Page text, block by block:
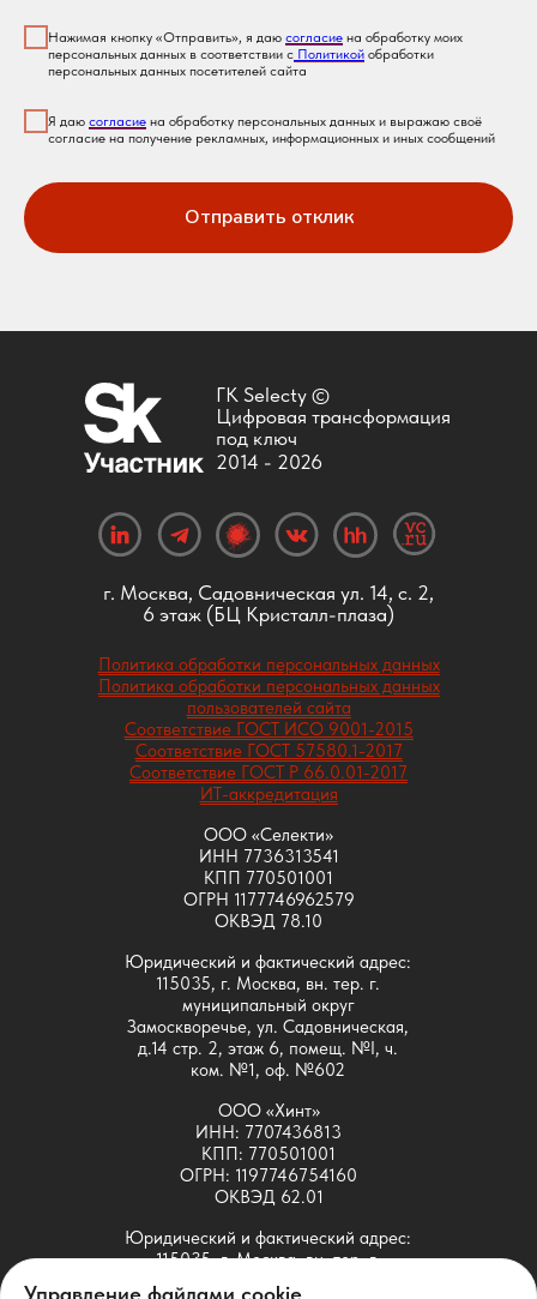
Нажимая кнопку «Отправить», я даю согласие на обработку моих
персональных данных в соответствии с Политикой обработки
персональных данных посетителей сайта
Я даю согласие на обработку персональных данных и выражаю своё
согласие на получение рекламных, информационных и иных сообщений
Отправить отклик
Политика обработки персональных данных
Политика обработки персональных данных
пользователей сайта
Соответствие ГОСТ ИСО 9001-2015
Соответствие ГОСТ 57580.1-2017
Соответствие ГОСТ Р 66.0.01-2017
ИТ-аккредитация
ООО «Селекти»
ИНН 7736313541
КПП 770501001
ОГРН 1177746962579
ОКВЭД 78.10
Юридический и фактический адрес:
115035, г. Москва, вн. тер. г.
муниципальный округ
Замоскворечье, ул. Садовническая,
д.14 стр. 2, этаж 6, помещ. №I, ч.
ком. №1, оф. №602
ООО «Хинт»
ИНН: 7707436813
КПП: 770501001
ОГРН: 1197746754160
ОКВЭД 62.01
Юридический и фактический адрес:
115035, г. Москва, вн. тер. г.
муниципальный округ
ГК Selecty ©
Цифровая трансформация
под ключ
г. Москва, Садовническая ул. 14, с. 2,
6 этаж (БЦ Кристалл-плаза)
2014 - 2026